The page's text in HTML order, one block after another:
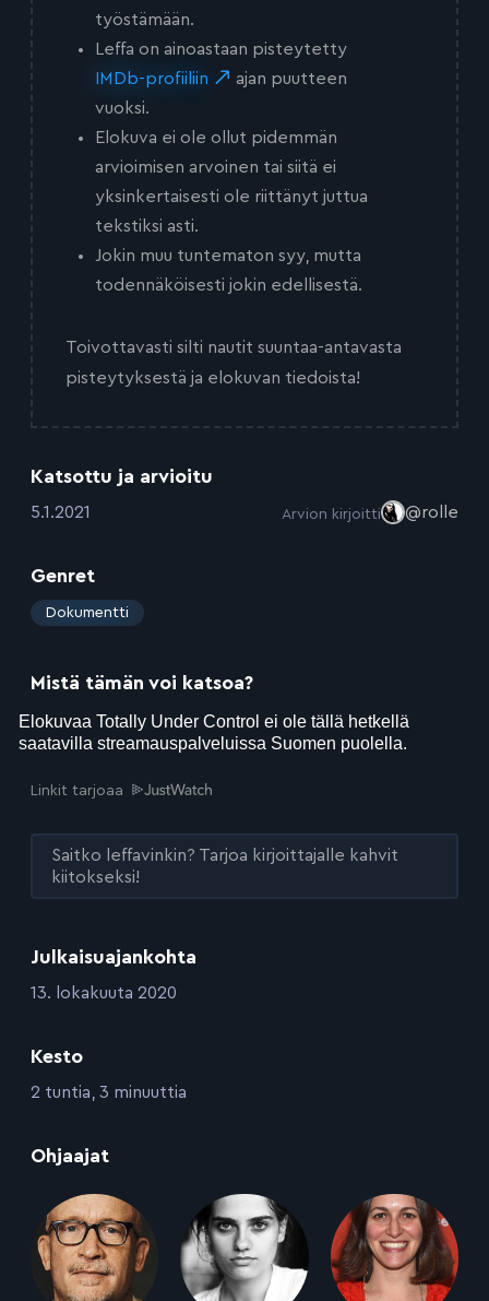
Julkaisuajankohta
:13. lokakuuta 2020
Kesto
:2 tuntia, 3 minuuttia
Ohjaajat
työstämään.
Leffa on ainoastaan pisteytetty
IMDb-profiiliin
ajan puutteen
vuoksi.
Elokuva ei ole ollut pidemmän
arvioimisen arvoinen tai siitä ei
yksinkertaisesti ole riittänyt juttua
tekstiksi asti.
Jokin muu tuntematon syy, mutta
todennäköisesti jokin edellisestä.
Toivottavasti silti nautit suuntaa-antavasta
pisteytyksestä ja elokuvan tiedoista!
Katsottu ja arvioitu
:5.1.2021 Arvion kirjoitti @rolle
Genret
: Dokumentti
Mistä tämän voi katsoa?
Linkit tarjoaa
Saitko leffavinkin? Tarjoa kirjoittajalle kahvit
kiitokseksi!